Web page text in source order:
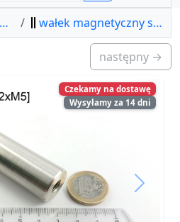
wałek magnetyczny sm 18x100 [2xm5] / n42
następny →
Czekamy na dostawę
Wysyłamy za 14 dni
Next